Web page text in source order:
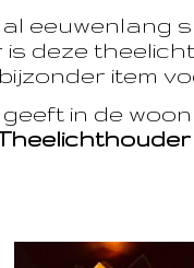
eeuwenlang
deze
item
in de